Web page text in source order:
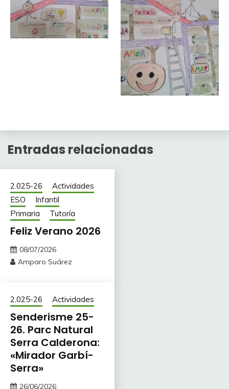
Entradas relacionadas
2.025-26
Actividades
ESO
Infantil
Primaria
Tutoría
Feliz Verano 2026
08/07/2026
Amparo Suárez
2.025-26 Actividades
Senderisme 25-
26. Parc Natural
Serra Calderona:
«Mirador Garbí-
Serra»
26/06/2026